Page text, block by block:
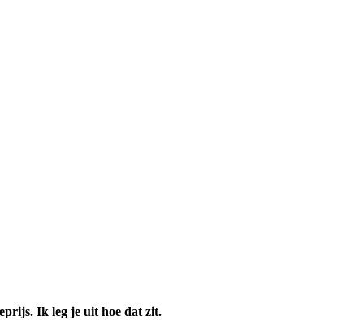
Ik leg je uit hoe dat zit.